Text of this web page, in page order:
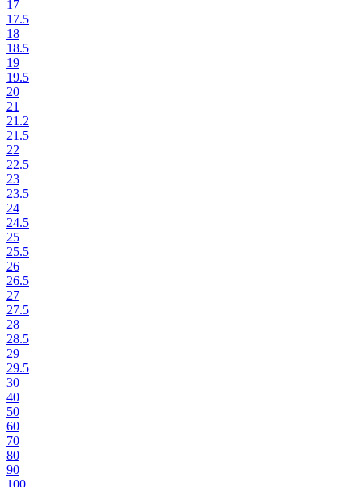
17
17.5
18
18.5
19
19.5
20
21
21.2
21.5
22
22.5
23
23.5
24
24.5
25
25.5
26
26.5
27
27.5
28
28.5
29
29.5
30
40
50
60
70
80
90
100